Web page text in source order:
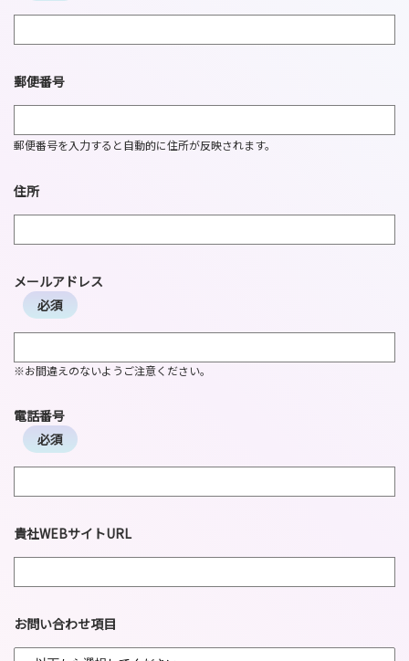
郵便番号
郵便番号を入力すると自動的に住所が反映されます。
住所
メールアドレス
※お間違えのないようご注意ください。
電話番号
貴社WEBサイトURL
お問い合わせ項目